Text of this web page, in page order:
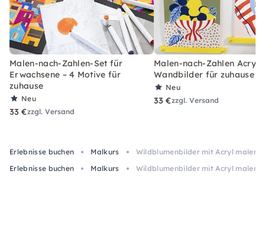
Malen-nach-Zahlen-Set für
Erwachsene – 4 Motive für
zuhause
Neu
33 €zzgl. Versand
Malen-nach-Zahlen Acryl-
Wandbilder für zuhause
Neu
33 €zzgl. Versand
Erlebnisse buchen Malkurs
Wildblumenbilder mit Acryl malen
Erlebnisse buchen
Malkurs Wildblumenbilder mit Acryl malen